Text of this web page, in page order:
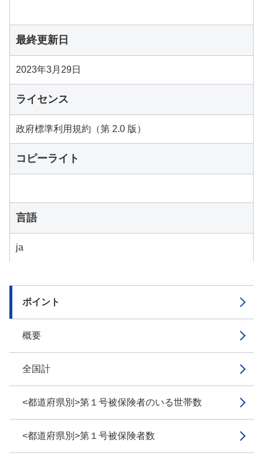
ポイント
概要
全国計
<都道府県別>第１号被保険者のいる世帯数
<都道府県別>第１号被保険者数
最終更新日
2023年3月29日
ライセンス
政府標準利用規約（第 2.0 版）
コピーライト
言語
ja